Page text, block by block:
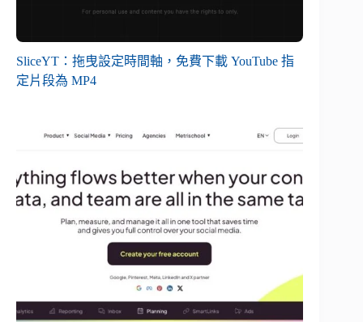
SliceYT：拖曳設定時間軸，免費下載 YouTube 指
定片段為 MP4